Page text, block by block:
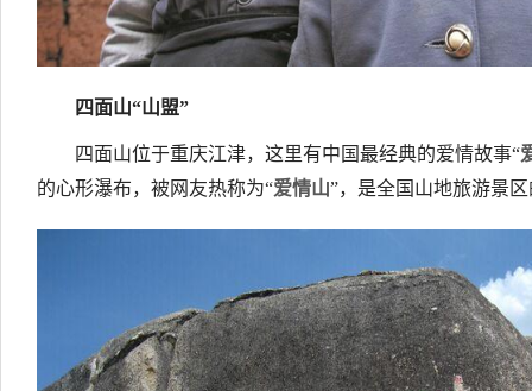
四面山“山盟”
四面山位于重庆江津，这里有中国最经典的爱情故事“
的心形瀑布，被网友热称为“爱情山”，是全国山地旅游景